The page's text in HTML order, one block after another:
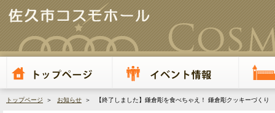
トップページ ＞ お知らせ ＞ 【終了しました】鎌倉彫を食べちゃえ！ 鎌倉彫クッキーづくり